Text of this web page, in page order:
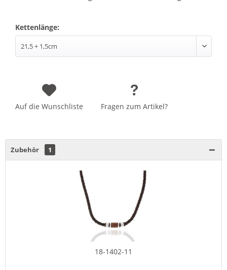
Kettenlänge:
Auf die Wunschliste Fragen zum Artikel?
Zubehör 1
18-1402-11